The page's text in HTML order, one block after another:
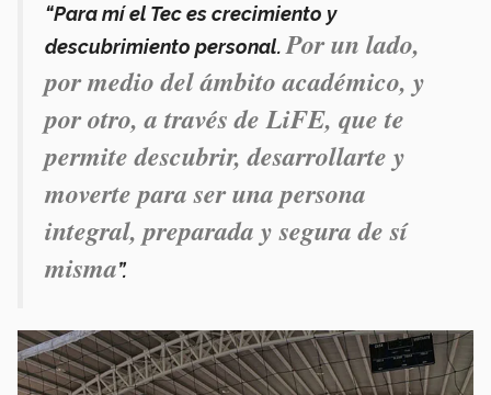
“Para mí el Tec es crecimiento y
descubrimiento personal. Por un lado,
por medio del ámbito académico, y
por otro, a través de LiFE, que te
permite descubrir, desarrollarte y
moverte para ser una persona
integral, preparada y segura de sí
misma”.